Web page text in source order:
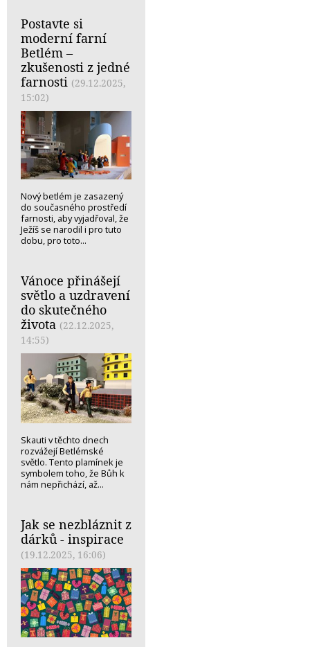
Postavte si
moderní farní
Betlém –
zkušenosti z jedné
farnosti (29.12.2025,
15:02)
Nový betlém je zasazený
do současného prostředí
farnosti, aby vyjadřoval, že
Ježíš se narodil i pro tuto
dobu, pro toto...
Vánoce přinášejí
světlo a uzdravení
do skutečného
života (22.12.2025,
14:55)
Skauti v těchto dnech
rozvážejí Betlémské
světlo. Tento plamínek je
symbolem toho, že Bůh k
nám nepřichází, až...
Jak se nezbláznit z
dárků - inspirace
(19.12.2025, 16:06)